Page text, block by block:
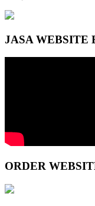
JASA WEBSITE
ORDER